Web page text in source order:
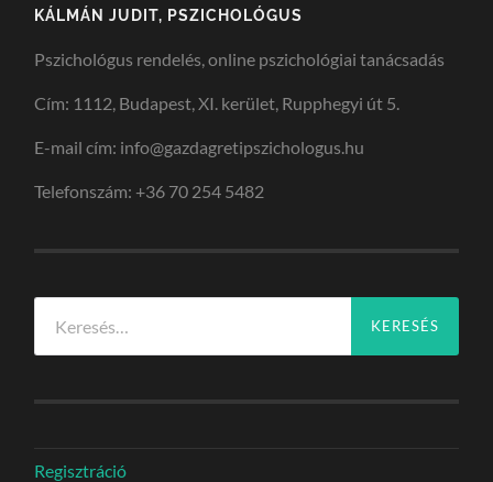
KÁLMÁN JUDIT, PSZICHOLÓGUS
Pszichológus rendelés, online pszichológiai tanácsadás
Cím: 1112, Budapest, XI. kerület, Rupphegyi út 5.
E-mail cím: info@gazdagretipszichologus.hu
Telefonszám: +36 70 254 5482
Regisztráció